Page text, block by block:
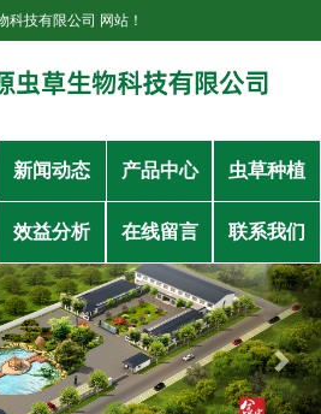
科技有限公司 网站！
新闻动态 产品中心 虫草种植
效益分析 在线留言 联系我们